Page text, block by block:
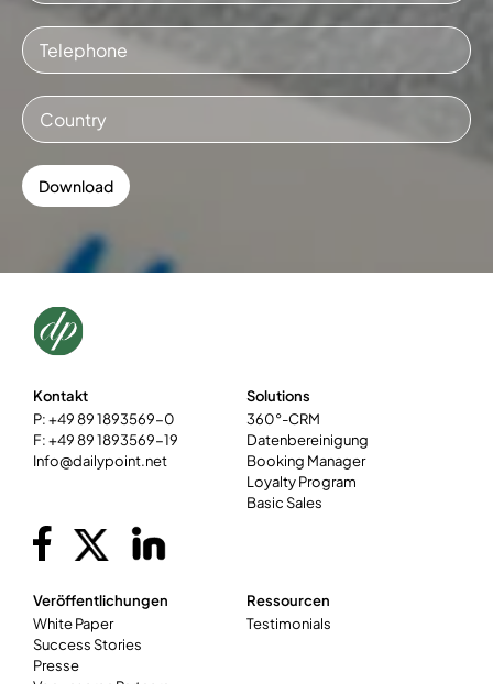
Kontakt
P: +49 89 1893569-0
F: +49 89 1893569-19
Info@dailypoint.net
Solutions
360°-CRM
Datenbereinigung
Booking Manager
Loyalty Program
Basic Sales
Veröffentlichungen
White Paper
Success Stories
Presse
Ressourcen
Testimonials